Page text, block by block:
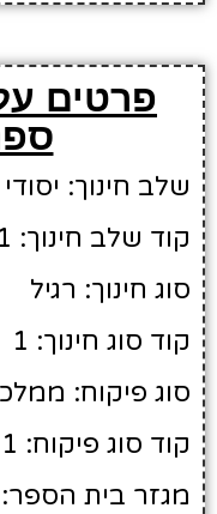
פרטים
שלב חינוך:
קוד שלב חינוך: 1
סוג חינוך: רגיל
קוד סוג חינוך: 1
סוג פיקוח:
קוד סוג פיקוח: 1
מגזר בית הספר: